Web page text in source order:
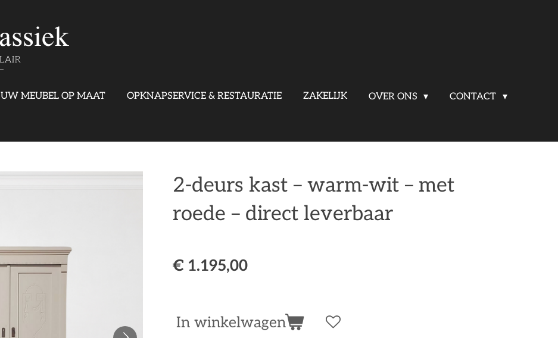
UW MEUBEL OP MAAT OPKNAPSERVICE & RESTAURATIE ZAKELIJK OVER ONS CONTACT
2-deurs kast – warm-wit – met
roede – direct leverbaar
€ 1.195,00
In winkelwagen